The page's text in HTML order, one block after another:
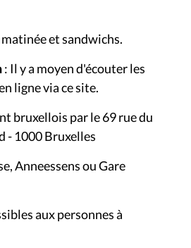
et sandwichs.
: Il y a moyen d'écouter les
ligne via ce site.
bruxellois par le 69 rue du
- 1000 Bruxelles
Anneessens ou Gare
aux personnes à